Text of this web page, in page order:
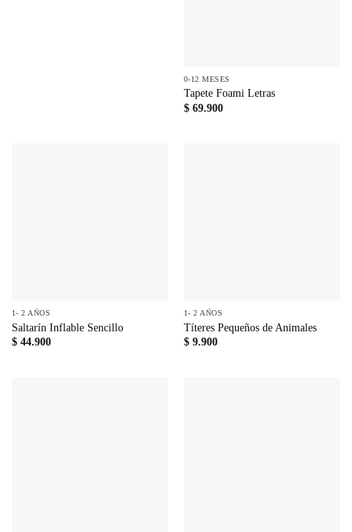
0-12 MESES
Tapete Foami Letras
$69.900
1- 2 AÑOS
Saltarín Inflable Sencillo
$44.900
1- 2 AÑOS
Títeres Pequeños de Animales
$9.900